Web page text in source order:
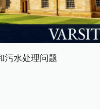
污水处理问题